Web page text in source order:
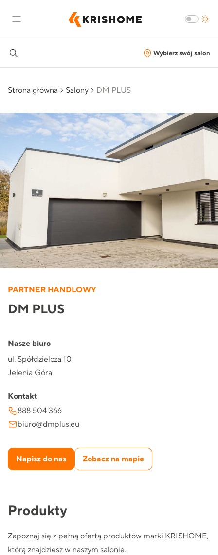
Wybierz swój salon
Strona główna Salony DM PLUS
PARTNER HANDLOWY
DM PLUS
Nasze biuro
ul. Spółdzielcza 10
Jelenia Góra
Kontakt
888 504 366
biuro@dmplus.eu
Napisz do nas Zobacz na mapie
Produkty
Zapoznaj się z pełną ofertą produktów marki KRISHOME,
którą znajdziesz w naszym salonie.